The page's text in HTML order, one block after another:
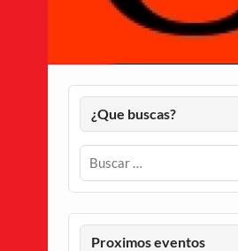
¿Que buscas?
Proximos eventos